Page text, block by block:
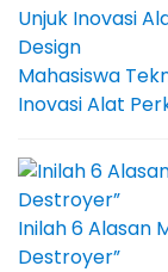
Mahasiswa
Inovasi Alat
Inilah 6 Alasan
Destroyer”